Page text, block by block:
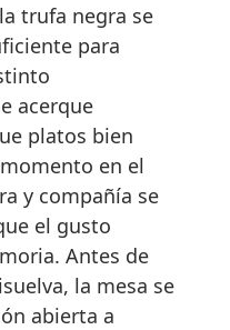
trufa negra se
para
acerque
platos bien
en el
y compañía se
el gusto
Antes de
la mesa se
abierta a